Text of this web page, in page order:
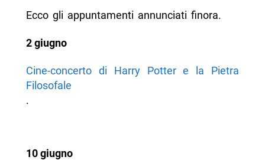
Ecco gli appuntamenti annunciati finora.
2 giugno
Cine-concerto di Harry Potter e la Pietra
Filosofale
.
10 giugno